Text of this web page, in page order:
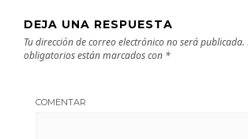
DEJA UNA RESPUESTA
Tu dirección de correo electrónico no será publicada.
obligatorios están marcados con *
COMENTAR